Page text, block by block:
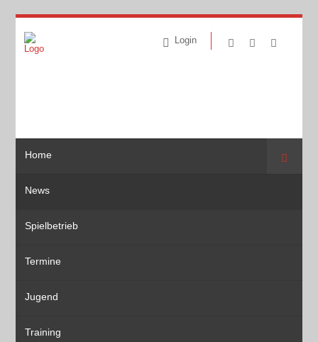
Login
Home
News
Spielbetrieb
Termine
Jugend
Training
Suche